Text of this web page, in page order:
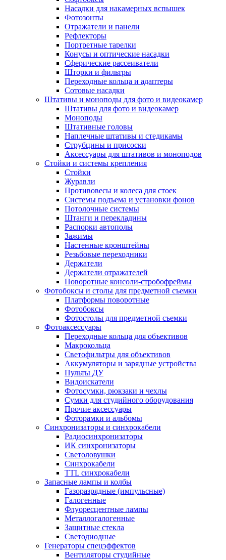
Насадки для накамерных вспышек
Фотозонты
Отражатели и панели
Рефлекторы
Портретные тарелки
Конусы и оптические насадки
Сферические рассеиватели
Шторки и фильтры
Переходные кольца и адаптеры
Сотовые насадки
Штативы и моноподы для фото и видеокамер
Штативы для фото и видеокамер
Моноподы
Штативные головы
Наплечные штативы и стедикамы
Струбцины и присоски
Аксессуары для штативов и моноподов
Стойки и системы крепления
Стойки
Журавли
Противовесы и колеса для стоек
Системы подъема и установки фонов
Потолочные системы
Штанги и перекладины
Распорки автополы
Зажимы
Настенные кронштейны
Резьбовые переходники
Держатели
Держатели отражателей
Поворотные консоли-стробофреймы
Фотобоксы и столы для предметной съемки
Платформы поворотные
Фотобоксы
Фотостолы для предметной съемки
Фотоаксессуары
Переходные кольца для объективов
Макрокольца
Светофильтры для объективов
Аккумуляторы и зарядные устройства
Пульты ДУ
Видоискатели
Фотосумки, рюкзаки и чехлы
Сумки для студийного оборудования
Прочие аксессуары
Фоторамки и альбомы
Синхронизаторы и синхрокабели
Радиосинхронизаторы
ИК синхронизаторы
Светоловушки
Синхрокабели
TTL синхрокабели
Запасные лампы и колбы
Газоразрядные (импульсные)
Галогенные
Флуоресцентные лампы
Металлогалогенные
Защитные стекла
Светодиодные
Генераторы спецэффектов
Вентиляторы студийные